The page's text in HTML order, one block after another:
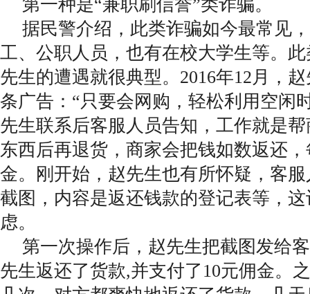
第一种是“兼职刷信誉”类诈骗。
据民警介绍，此类诈骗如今最常见
工、公职人员，也有在校大学生等。
先生的遭遇就很典型。2016年12月，
条广告：“只要会网购，轻松利用空闲
先生联系后客服人员告知，工作就是
东西后再退货，商家会把钱如数返还
金。刚开始，赵先生也有所怀疑，客
截图，内容是返还钱款的登记表等，
虑。
第一次操作后，赵先生把截图发给
先生返还了货款,并支付了10元佣金。